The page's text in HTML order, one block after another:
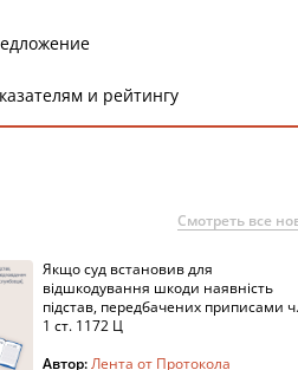
и рейтингу
Смотреть все
Якщо суд встановив для
відшкодування шкоди наявність
підстав, передбачених приписами ч.
1 ст. 1172 Ц
Автор:Лента от Протокола